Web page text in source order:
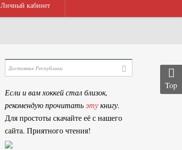
Личный кабинет
Если и вам хоккей стал близок,
рекомендую прочитатьэтукнигу.
Для простоты скачайте её с нашего
сайта. Приятного чтения!
Top